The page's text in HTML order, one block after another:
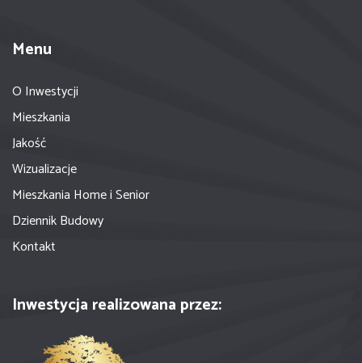
Menu
O Inwestycji
Mieszkania
Jakość
Wizualizacje
Mieszkania Home i Senior
Dziennik Budowy
Kontakt
Inwestycja realizowana przez: